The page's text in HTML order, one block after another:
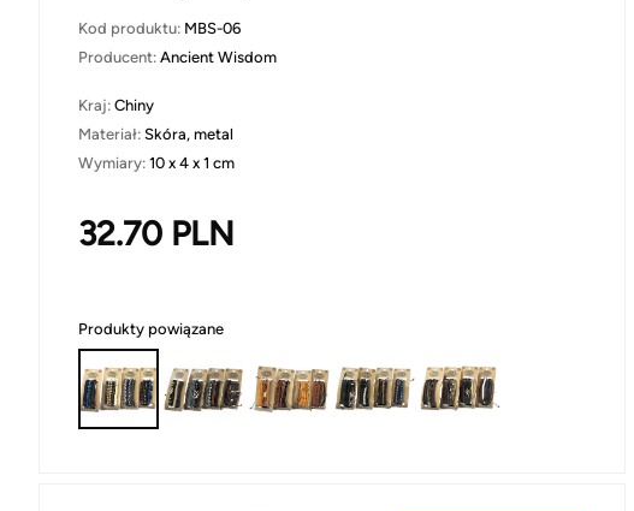
Kod produktu: MBS-06
Producent: Ancient Wisdom
Kraj: Chiny
Materiał: Skóra, metal
Wymiary: 10 x 4 x 1 cm
32.70 PLN
Produkty powiązane